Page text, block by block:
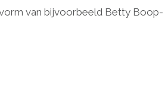
van bijvoorbeeld Betty Boop-